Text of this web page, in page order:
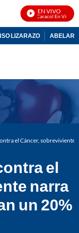
EN VIVO
Noticias Caracol En Vivo
LIZARAZO
el Cáncer, sobreviviente
el
narra
un 20%